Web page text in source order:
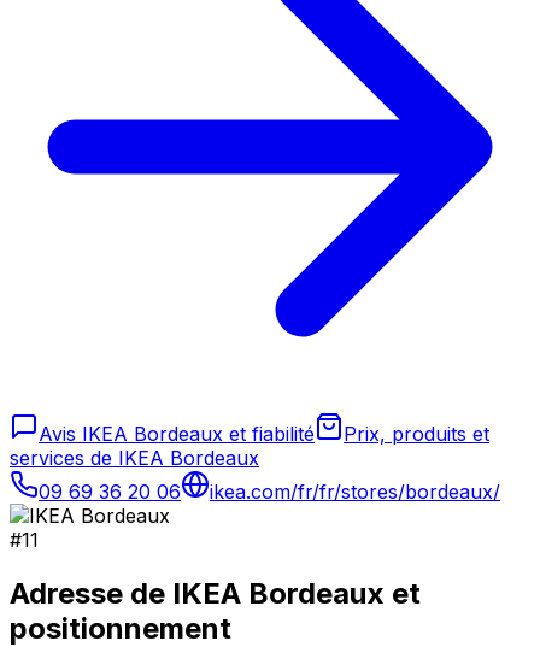
Avis IKEA Bordeaux et fiabilité
Prix, produits et
services de IKEA Bordeaux
09 69 36 20 06
ikea.com/fr/fr/stores/bordeaux/
#11
Adresse de IKEA Bordeaux et
positionnement